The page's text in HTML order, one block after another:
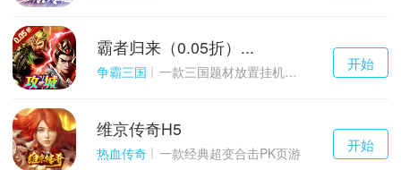
千百度h5
游戏
开始
霸者归来（0.05折）...
争霸三国 一款三国题材放置挂机与战争策略结合的游戏
千百度h5
游戏
开始
维京传奇H5
热血传奇 一款经典超变合击PK页游